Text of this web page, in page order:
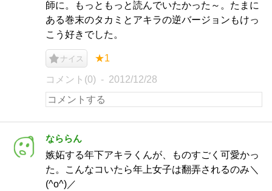
師に。もっともっと読んでいたかった～。たまに
ある巻末のタカミとアキラの逆バージョンもけっ
こう好きでした。
ナイス ★1
コメント(0) 2012/12/28
なららん
嫉妬する年下アキラくんが、ものすごく可愛かっ
た。こんなコいたら年上女子は翻弄されるのみ＼
(^o^)／